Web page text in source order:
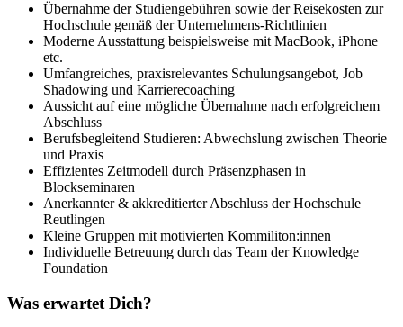
Übernahme der Studiengebühren sowie der Reisekosten zur
Hochschule gemäß der Unternehmens-Richtlinien
Moderne Ausstattung beispielsweise mit MacBook, iPhone
etc.
Umfangreiches, praxisrelevantes Schulungsangebot, Job
Shadowing und Karrierecoaching
Aussicht auf eine mögliche Übernahme nach erfolgreichem
Abschluss
Berufsbegleitend Studieren: Abwechslung zwischen Theorie
und Praxis
Effizientes Zeitmodell durch Präsenzphasen in
Blockseminaren
Anerkannter & akkreditierter Abschluss der Hochschule
Reutlingen
Kleine Gruppen mit motivierten Kommiliton:innen
Individuelle Betreuung durch das Team der Knowledge
Foundation
Was erwartet Dich?